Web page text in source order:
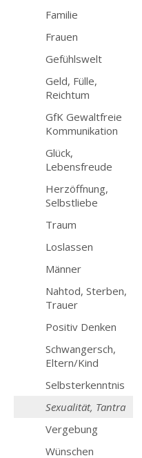
Familie
Frauen
Gefühlswelt
Geld, Fülle,
Reichtum
GfK Gewaltfreie
Kommunikation
Glück,
Lebensfreude
Herzöffnung,
Selbstliebe
Traum
Loslassen
Männer
Nahtod, Sterben,
Trauer
Positiv Denken
Schwangersch,
Eltern/Kind
Selbsterkenntnis
Sexualität, Tantra
Vergebung
Wünschen